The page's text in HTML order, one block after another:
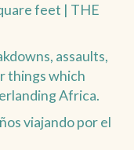
feet | THE
assaults,
things which
Africa.
viajando por el